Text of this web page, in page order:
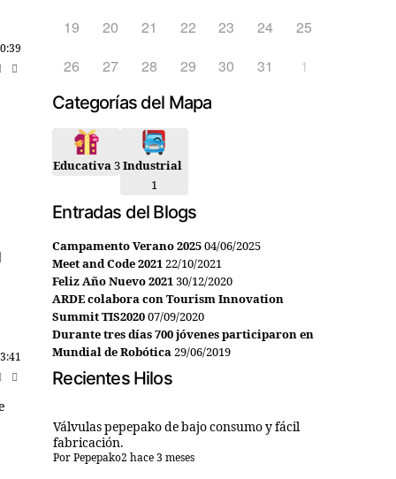
19
20 21 22 23 24
25
26
27 28 29 30 31 1
Categorías del Mapa
Educativa3 Industrial
1
Entradas del Blogs
Campamento Verano 2025 04/06/2025
Meet and Code 2021 22/10/2021
Feliz Año Nuevo 2021 30/12/2020
ARDE colabora con Tourism Innovation
Summit TIS2020 07/09/2020
Durante tres días 700 jóvenes participaron en
Mundial de Robótica 29/06/2019
Recientes Hilos
Válvulas pepepako de bajo consumo y fácil
fabricación.
PorPepepako2 hace 3 meses